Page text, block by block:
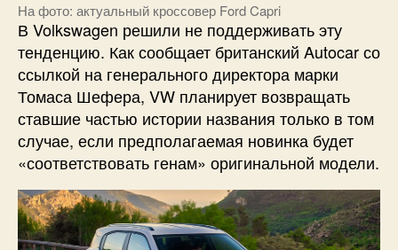
На фото: актуальный кроссовер Ford Capri
В Volkswagen решили не поддерживать эту
тенденцию. Как сообщает британский Autocar со
ссылкой на генерального директора марки
Томаса Шефера, VW планирует возвращать
ставшие частью истории названия только в том
случае, если предполагаемая новинка будет
«соответствовать генам» оригинальной модели.